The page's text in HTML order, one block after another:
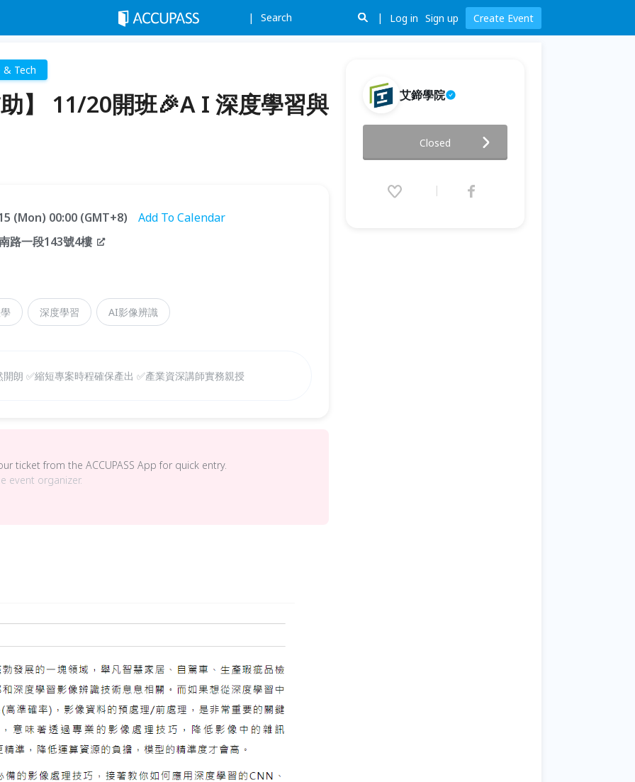
Search Log in Sign up Create Event
& Tech
】 11/20開班🎉A I 深度學習與
(Mon) 00:00 (GMT+8)
Add To Calendar
路一段143號4樓
深度學習 AI影像辨識
朗 ✅縮短專案時程確保產出 ✅產業資深講師實務親授
ticket from the ACCUPASS App for quick entry.
event organizer.
艾鍗學院
班🎉A I 深度學習與影像辨識🎉
2021.10.21 (Thu) 00:00 - 11.15
Closed